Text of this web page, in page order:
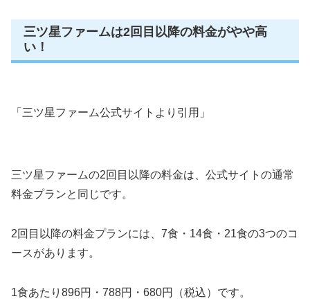
三ツ星ファームは2回目以降の料金がやや高
い！
「三ツ星ファーム公式サイトより引用」
三ツ星ファームの2回目以降の料金は、公式サイトの通常
料金プランと同じです。
2回目以降の料金プランには、7食・14食・21食の3つのコ
ースがあります。
1食あたり896円・788円・680円（税込）です。